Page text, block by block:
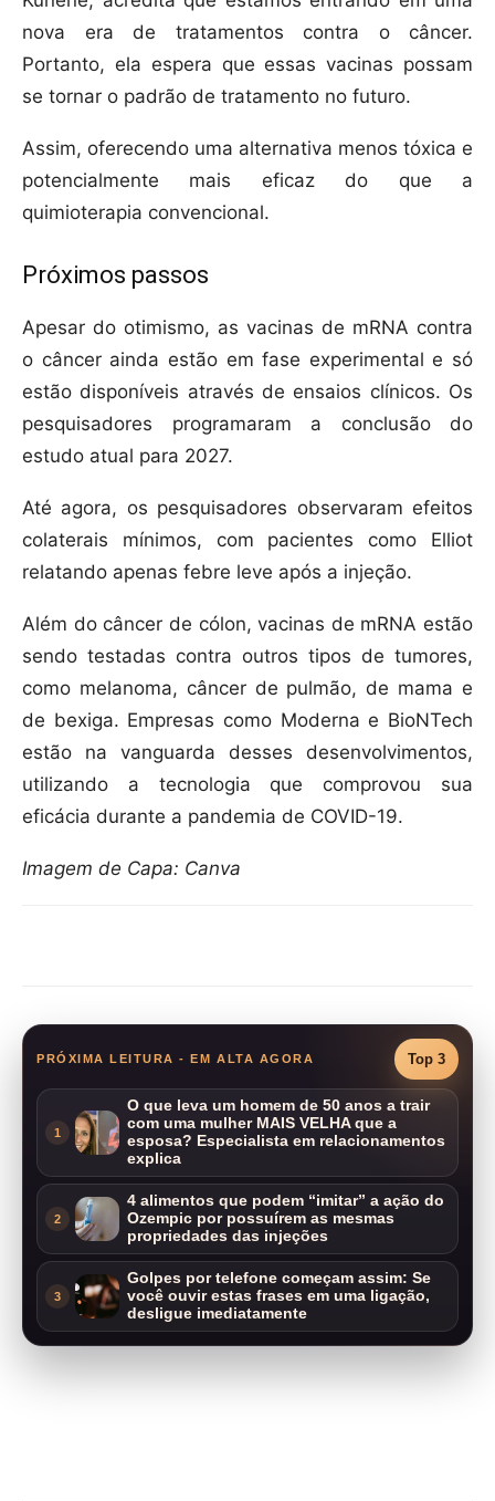
nova era de tratamentos contra o câncer.
Portanto, ela espera que essas vacinas possam
se tornar o padrão de tratamento no futuro.
Assim, oferecendo uma alternativa menos tóxica e
potencialmente mais eficaz do que a
quimioterapia convencional.
Próximos passos
Apesar do otimismo, as vacinas de mRNA contra
o câncer ainda estão em fase experimental e só
estão disponíveis através de ensaios clínicos. Os
pesquisadores programaram a conclusão do
estudo atual para 2027.
Até agora, os pesquisadores observaram efeitos
colaterais mínimos, com pacientes como Elliot
relatando apenas febre leve após a injeção.
Além do câncer de cólon, vacinas de mRNA estão
sendo testadas contra outros tipos de tumores,
como melanoma, câncer de pulmão, de mama e
de bexiga. Empresas como Moderna e BioNTech
estão na vanguarda desses desenvolvimentos,
utilizando a tecnologia que comprovou sua
eficácia durante a pandemia de COVID-19.
Imagem de Capa: Canva
PRÓXIMA LEITURA - EM ALTA AGORA Top 3
1
O que leva um homem de 50 anos a trair
com uma mulher MAIS VELHA que a
esposa? Especialista em relacionamentos
explica
2
4 alimentos que podem “imitar” a ação do
Ozempic por possuírem as mesmas
propriedades das injeções
3
Golpes por telefone começam assim: Se
você ouvir estas frases em uma ligação,
desligue imediatamente